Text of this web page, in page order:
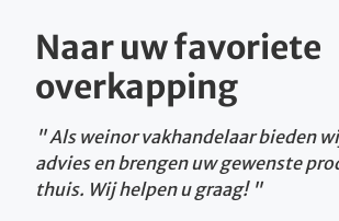
Naar uw favoriete
overkapping
Als weinor vakhandelaar bieden
advies en brengen uw gewenste
thuis. Wij helpen u graag!